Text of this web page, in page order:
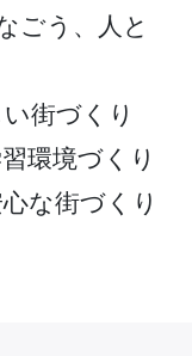
ごう、人と
街づくり
環境づくり
な街づくり